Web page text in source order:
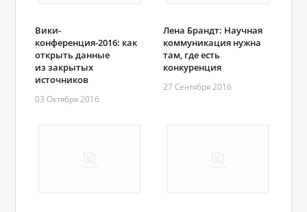
Вики-
конференция-2016: как
открыть данные
из закрытых
источников
03 Октября 2016
Лена Брандт: Научная
коммуникация нужна
там, где есть
конкуренция
27 Сентября 2016